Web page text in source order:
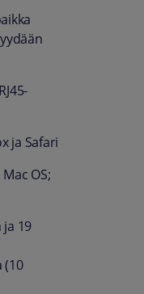
ja Safari
OS;
ja 19
(10